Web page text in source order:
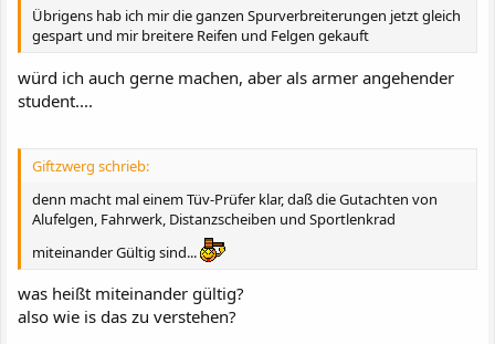
Übrigens hab ich mir die ganzen Spurverbreiterungen jetzt gleich
gespart und mir breitere Reifen und Felgen gekauft
würd ich auch gerne machen, aber als armer angehender
student....
Giftzwerg schrieb:
denn macht mal einem Tüv-Prüfer klar, daß die Gutachten von
Alufelgen, Fahrwerk, Distanzscheiben und Sportlenkrad
miteinander Gültig sind...
was heißt miteinander gültig?
also wie is das zu verstehen?